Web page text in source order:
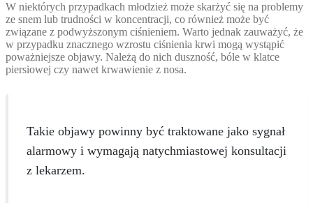
W niektórych przypadkach młodzież może skarżyć się na problemy
ze snem lub trudności w koncentracji, co również może być
związane z podwyższonym ciśnieniem. Warto jednak zauważyć, że
w przypadku znacznego wzrostu ciśnienia krwi mogą wystąpić
poważniejsze objawy. Należą do nich duszność, bóle w klatce
piersiowej czy nawet krwawienie z nosa.
Takie objawy powinny być traktowane jako sygnał
alarmowy i wymagają natychmiastowej konsultacji
z lekarzem.